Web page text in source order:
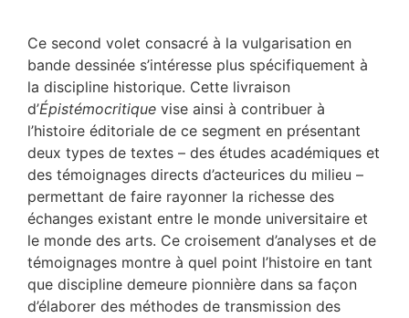
Ce second volet consacré à la vulgarisation en
bande dessinée s’intéresse plus spécifiquement à
la discipline historique. Cette livraison
d’Épistémocritique vise ainsi à contribuer à
l’histoire éditoriale de ce segment en présentant
deux types de textes – des études académiques et
des témoignages directs d’acteurices du milieu –
permettant de faire rayonner la richesse des
échanges existant entre le monde universitaire et
le monde des arts. Ce croisement d’analyses et de
témoignages montre à quel point l’histoire en tant
que discipline demeure pionnière dans sa façon
d’élaborer des méthodes de transmission des